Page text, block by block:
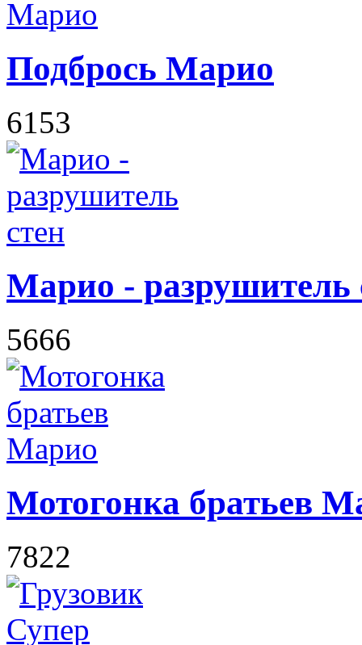
Подбрось Марио
6153
Марио - разрушитель
5666
Мотогонка братьев
7822